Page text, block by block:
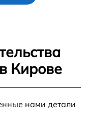
Кирове
нами детали